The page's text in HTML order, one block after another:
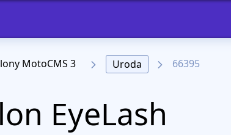
MotoCMS 3 Uroda 66395
EyeLash